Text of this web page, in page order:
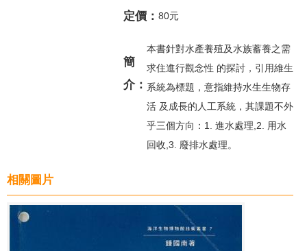
定價： 80元
簡
介：
本書針對水產養殖及水族蓄養之需
求住進行觀念性 的探討，引用維生
系統為標題，意指維持水生生物存
活 及成長的人工系統，其課題不外
乎三個方向：1. 進水處理,2. 用水
回收,3. 廢排水處理。
相關圖片